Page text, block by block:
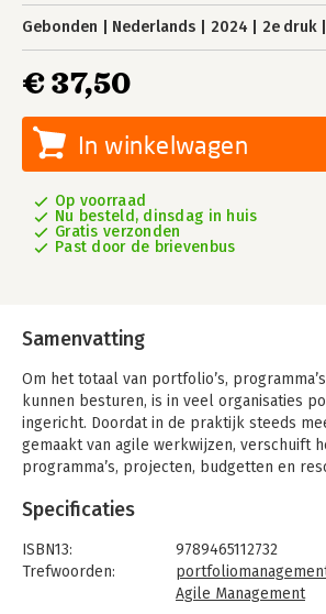
Gebonden Nederlands 2024 2e druk
€ 37,50
In winkelwagen
Op voorraad
Nu besteld, dinsdag in huis
Gratis verzonden
Past door de brievenbus
Samenvatting
Om het totaal van portfolio’s,
kunnen besturen, is in veel organisaties
ingericht. Doordat in de praktijk steeds
gemaakt van agile werkwijzen, verschuift
programma’s, projecten, budgetten en
om agile portfoliomanagement.
Agile portfoliomanagement wordt in dit
breedte beschouwd, van volledig
ontdekkend. In tien hoofdstukken worden
Specificaties
ISBN13:
9789465112732
Trefwoorden:
Agile Management